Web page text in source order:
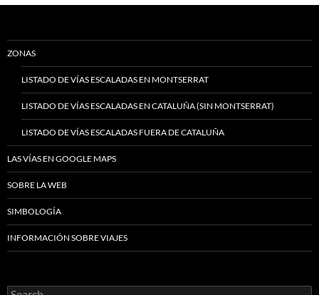
ZONAS
LISTADO DE VÍAS ESCALADAS EN MONTSERRAT
LISTADO DE VÍAS ESCALADAS EN CATALUÑA (SIN MONTSERRAT)
LISTADO DE VÍAS ESCALADAS FUERA DE CATALUÑA
LAS VÍAS EN GOOGLE MAPS
SOBRE LA WEB
SIMBOLOGÍA
INFORMACIÓN SOBRE VIAJES
Search